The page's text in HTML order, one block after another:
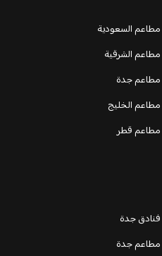
مطاعم السعودية
مطاعم الشرقية
مطاعم جدة
مطاعم الخليج
مطاعم قطر
فنادق جدة
مطاعم جدة